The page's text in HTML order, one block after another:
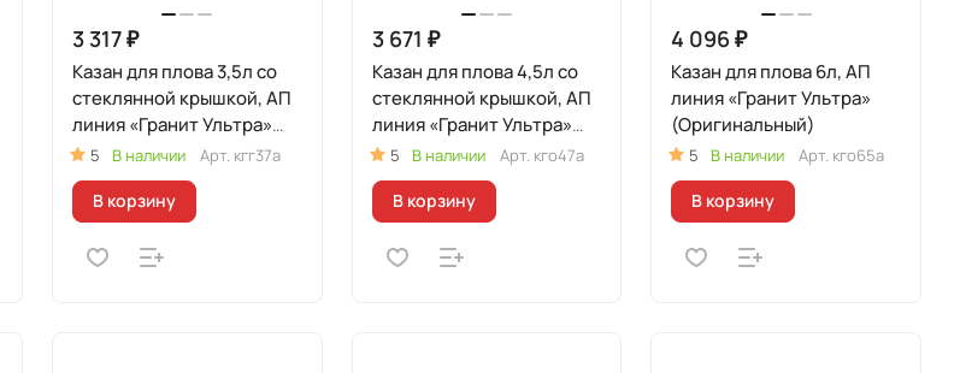
3 317 ₽
Казан для плова 3,5л со
стеклянной крышкой, АП
линия «Гранит Ультра»
(Синий)
5 В наличии Арт. кгг37а
В корзину
3 671 ₽
Казан для плова 4,5л со
стеклянной крышкой, АП
линия «Гранит Ультра»
(Оригинальный)
5 В наличии Арт. кго47а
В корзину
4 096 ₽
Казан для плова 6л, АП
линия «Гранит Ультра»
(Оригинальный)
5 В наличии Арт. кго65а
В корзину